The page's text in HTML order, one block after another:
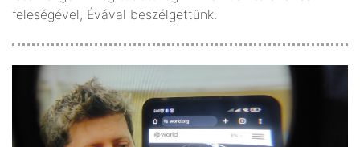
feleségével, Évával beszélgettünk.